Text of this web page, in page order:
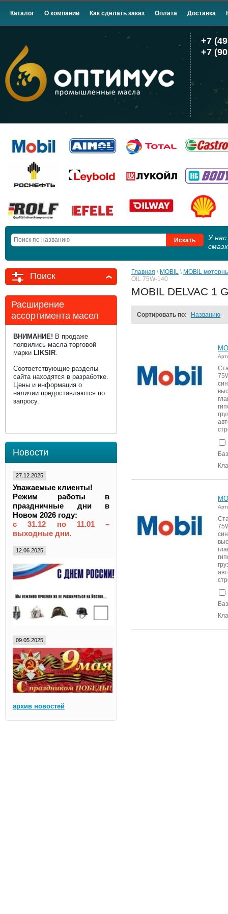
Каталог О компании Как сделать заказ Оплата Доставка
+7
+7
У
Поиск
Расширение
ассортимента масел
ВНИМАНИЕ! В продаже
появились масла торговой
марки LIKSIR.
Соответствующие разделы
сайта находятся в разработке.
Цены и информация о
наличии предоставляются по
запросу.
Новости
27.12.2025
Уважаемые клиенты!
Режим работы в
праздничные дни в
Новом 2026 году:
с 31.12 по 11.01 –
выходные дни.
12.06.2025
09.05.2025
архив новостей
Главная \ MOBIL \ MOBIL
OIL 75W-140
MOBIL DELVAC 1
Сортировать по: Названию